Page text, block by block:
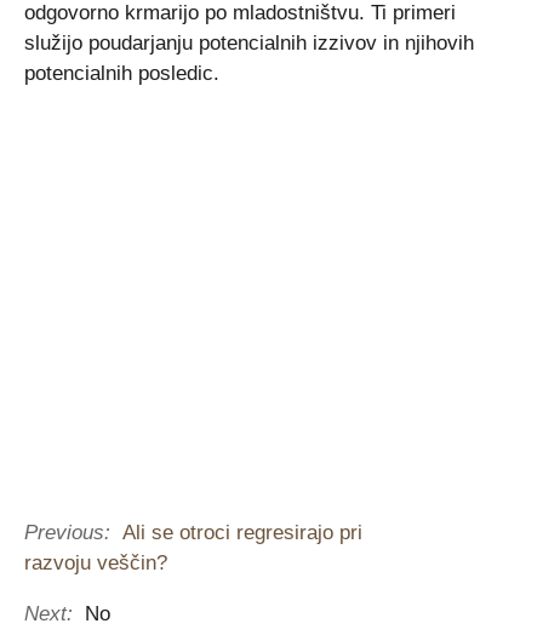
odgovorno krmarijo po mladostništvu. Ti primeri
služijo poudarjanju potencialnih izzivov in njihovih
potencialnih posledic.
Previous: Ali se otroci regresirajo pri
razvoju veščin?
Next: No